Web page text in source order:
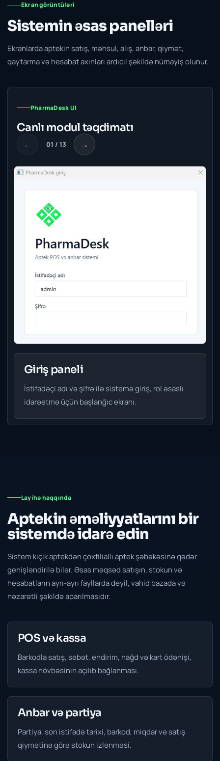
Ekran görüntüləri
Sistemin əsas panelləri
Ekranlarda aptekin satış, məhsul, alış, anbar, qiymət,
qaytarma və hesabat axınları ardıcıl şəkildə nümayiş olunur.
PharmaDesk UI
Canlı modul təqdimatı
← 01 / 13 →
Giriş paneli
İstifadəçi adı və şifrə ilə sistemə giriş, rol əsaslı
idarəetmə üçün başlanğıc ekranı.
Layihə haqqında
Aptekin əməliyyatlarını bir
sistemdə idarə edin
Sistem kiçik aptekdən çoxfiliallı aptek şəbəkəsinə qədər
genişləndirilə bilər. Əsas məqsəd satışın, stokun və
hesabatların ayrı-ayrı fayllarda deyil, vahid bazada və
nəzarətli şəkildə aparılmasıdır.
POS və kassa
Barkodla satış, səbət, endirim, nağd və kart ödənişi,
kassa növbəsinin açılıb bağlanması.
Anbar və partiya
Partiya, son istifadə tarixi, barkod, miqdar və satış
qiymətinə görə stokun izlənməsi.